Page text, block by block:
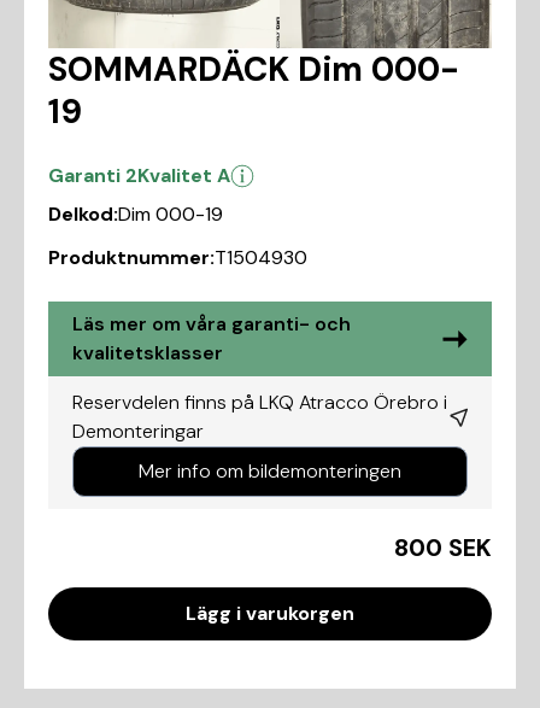
SOMMARDÄCK Dim 000-
19
Garanti 2Kvalitet A
Delkod:Dim 000-19
Produktnummer:T1504930
Läs mer om våra garanti- och
kvalitetsklasser
Reservdelen finns på LKQ Atracco Örebro i
Demonteringar
Mer info om bildemonteringen
800 SEK
Lägg i varukorgen